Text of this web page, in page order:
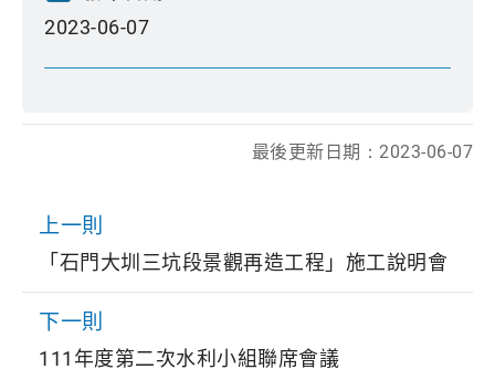
2023-06-07
最後更新日期： 2023-06-07
上一則
「石門大圳三坑段景觀再造工程」施工說明會
下一則
111年度第二次水利小組聯席會議